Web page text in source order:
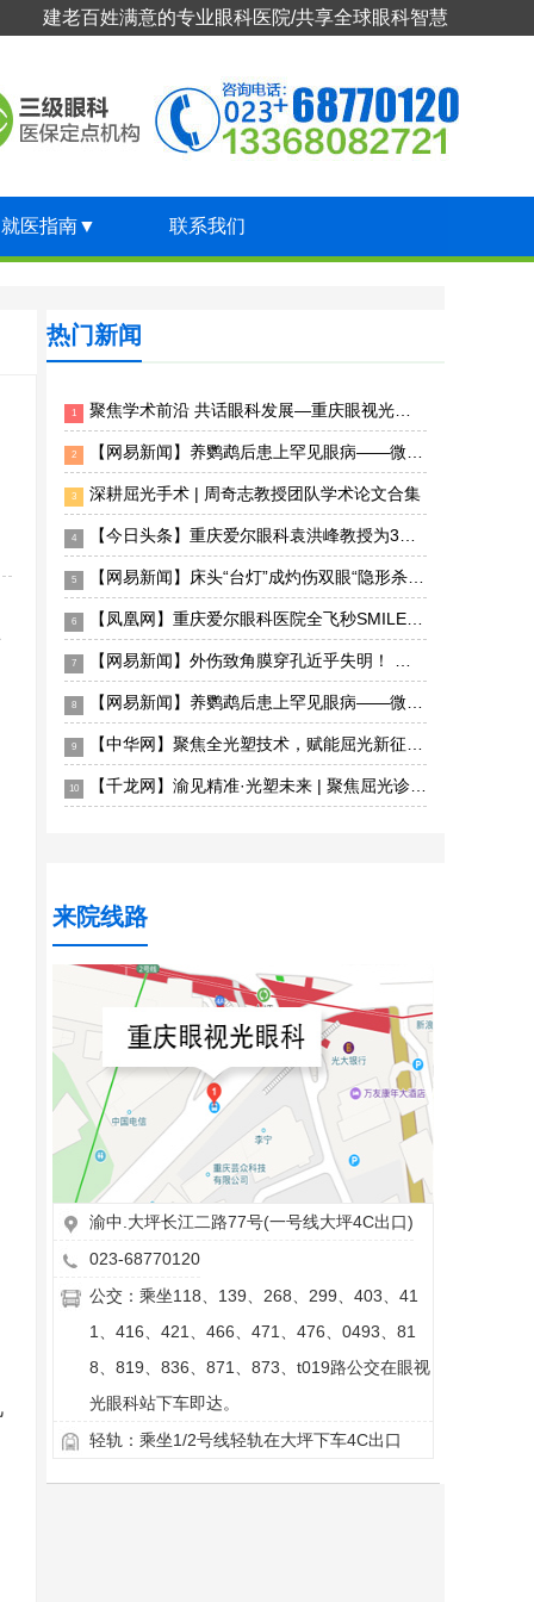
建老百姓满意的专业眼科医院/共享全球眼科智慧
就医指南▼ 联系我们
热门新闻
1 聚焦学术前沿 共话眼科发展—重庆眼视光眼科医院专家团受邀出席2026年第十届临床眼科大会
2 【网易新闻】养鹦鹉后患上罕见眼病——微孢子虫急性浅层角结膜炎 重庆眼视光眼科医院精准揪出“元凶”
3 深耕屈光手术 | 周奇志教授团队学术论文合集
4 【今日头条】重庆爱尔眼科袁洪峰教授为3岁患儿实施西藏首例儿童眼眶恶性肿瘤手术成功“保命”
5 【网易新闻】床头“台灯”成灼伤双眼“隐形杀手”——重庆眼视光眼科医院深夜接诊电光性眼炎患者
6 【凤凰网】重庆爱尔眼科医院全飞秒SMILE pro散光矫正增强版上线，智能化散光矫正更精准
7 【网易新闻】外伤致角膜穿孔近乎失明！ 重庆眼视光眼科医院紧急角膜移植成功保眼球获光明
8 【网易新闻】养鹦鹉后患上罕见眼病——微孢子虫急性浅层角结膜炎 重庆眼视光眼科医院精准揪出“元凶”
9 【中华网】聚焦全光塑技术，赋能屈光新征程——全光塑屈光手术初阶培训班重庆站圆满落幕
10 【千龙网】渝见精准·光塑未来 | 聚焦屈光诊疗新发展，2026重庆屈光手术学术研讨会圆满落幕
来院线路
渝中.大坪长江二路77号(一号线大坪4C出口)
023-68770120
公交：乘坐118、139、268、299、403、41
1、416、421、466、471、476、0493、81
8、819、836、871、873、t019路公交在眼视
光眼科站下车即达。
轻轨：乘坐1/2号线轻轨在大坪下车4C出口